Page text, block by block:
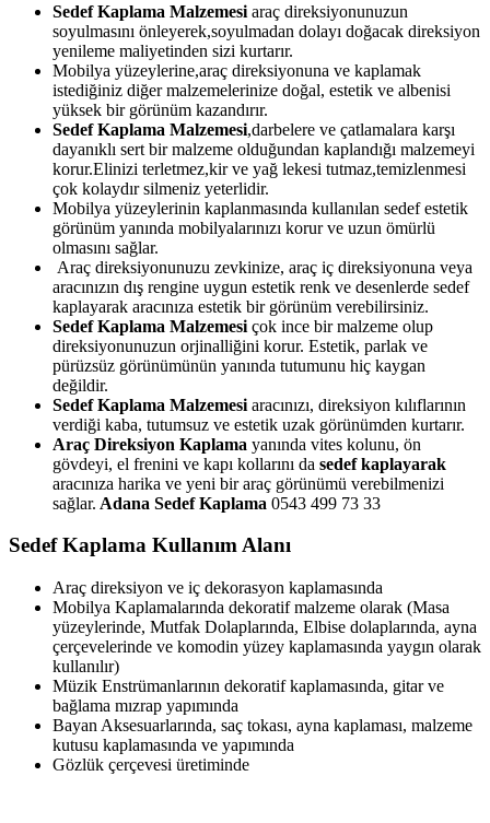
Sedef Kaplama Malzemesi araç direksiyonunuzun
soyulmasını önleyerek,soyulmadan dolayı doğacak direksiyon
yenileme maliyetinden sizi kurtarır.
Mobilya yüzeylerine,araç direksiyonuna ve kaplamak
istediğiniz diğer malzemelerinize doğal, estetik ve albenisi
yüksek bir görünüm kazandırır.
Sedef Kaplama Malzemesi,darbelere ve çatlamalara karşı
dayanıklı sert bir malzeme olduğundan kaplandığı malzemeyi
korur.Elinizi terletmez,kir ve yağ lekesi tutmaz,temizlenmesi
çok kolaydır silmeniz yeterlidir.
Mobilya yüzeylerinin kaplanmasında kullanılan sedef estetik
görünüm yanında mobilyalarınızı korur ve uzun ömürlü
olmasını sağlar.
Araç direksiyonunuzu zevkinize, araç iç direksiyonuna veya
aracınızın dış rengine uygun estetik renk ve desenlerde sedef
kaplayarak aracınıza estetik bir görünüm verebilirsiniz.
Sedef Kaplama Malzemesi çok ince bir malzeme olup
direksiyonunuzun orjinalliğini korur. Estetik, parlak ve
pürüzsüz görünümünün yanında tutumunu hiç kaygan
değildir.
Sedef Kaplama Malzemesi aracınızı, direksiyon kılıflarının
verdiği kaba, tutumsuz ve estetik uzak görünümden kurtarır.
Araç Direksiyon Kaplama yanında vites kolunu, ön
gövdeyi, el frenini ve kapı kollarını da sedef kaplayarak
aracınıza harika ve yeni bir araç görünümü verebilmenizi
sağlar. Adana Sedef Kaplama 0543 499 73 33
Sedef Kaplama Kullanım Alanı
Araç direksiyon ve iç dekorasyon kaplamasında
Mobilya Kaplamalarında dekoratif malzeme olarak (Masa
yüzeylerinde, Mutfak Dolaplarında, Elbise dolaplarında, ayna
çerçevelerinde ve komodin yüzey kaplamasında yaygın olarak
kullanılır)
Müzik Enstrümanlarının dekoratif kaplamasında, gitar ve
bağlama mızrap yapımında
Bayan Aksesuarlarında, saç tokası, ayna kaplaması, malzeme
kutusu kaplamasında ve yapımında
Gözlük çerçevesi üretiminde